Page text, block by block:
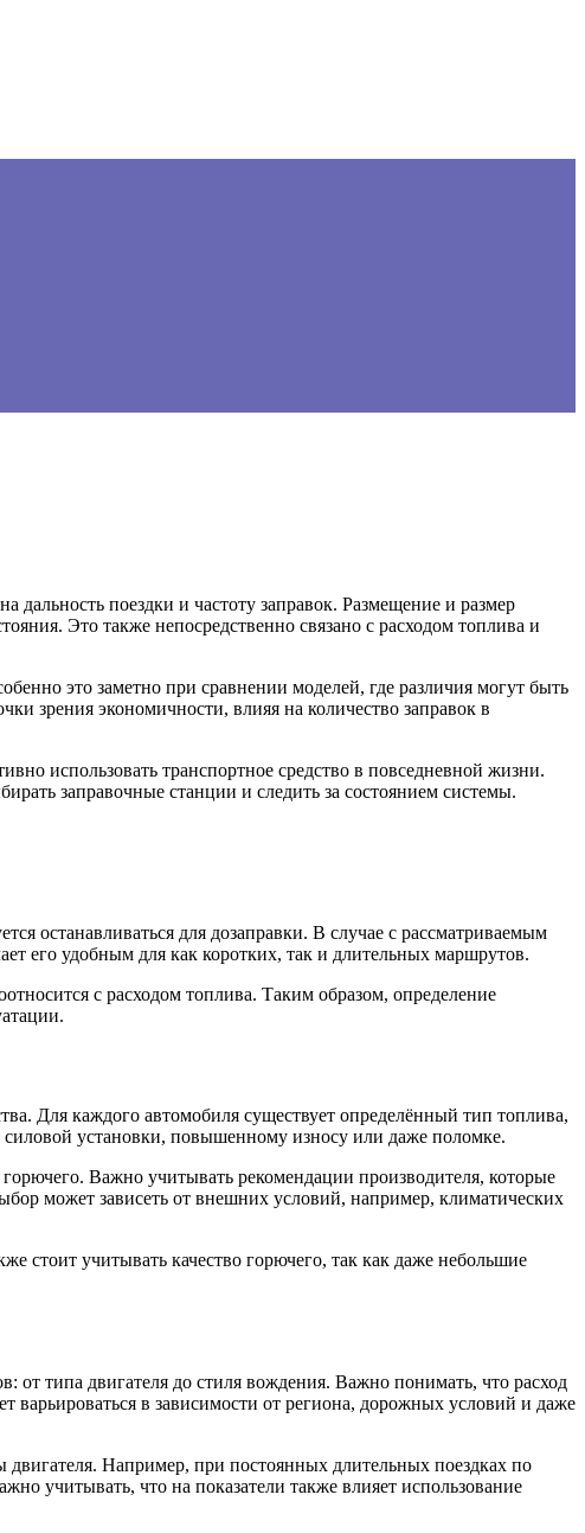
дальность поездки и частоту заправок. Размещение и размер
Это также непосредственно связано с расходом топлива и
это заметно при сравнении моделей, где различия могут быть
зрения экономичности, влияя на количество заправок в
использовать транспортное средство в повседневной жизни.
заправочные станции и следить за состоянием системы.
останавливаться для дозаправки. В случае с рассматриваемым
его удобным для как коротких, так и длительных маршрутов.
с расходом топлива. Таким образом, определение
Для каждого автомобиля существует определённый тип топлива,
установки, повышенному износу или даже поломке.
Важно учитывать рекомендации производителя, которые
может зависеть от внешних условий, например, климатических
стоит учитывать качество горючего, так как даже небольшие
от типа двигателя до стиля вождения. Важно понимать, что расход
в зависимости от региона, дорожных условий и даже
двигателя. Например, при постоянных длительных поездках по
учитывать, что на показатели также влияет использование